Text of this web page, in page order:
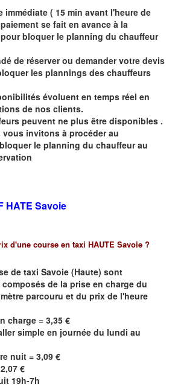
immédiate ( 15 min avant l'heure de
se fait en avance à la
bloquer le planning du chauffeur
de réserverou demandervotre devis
les plannings des chauffeurs
évoluent en temps réel en
de nos clients.
peuvent ne plus être disponibles .
invitons à procéder au
le planning du chauffeur au
HATE Savoie
d'une course en taxi HAUTE Savoie ?
de taxi Savoie (Haute) sont
de la prise en charge du
parcouru et du prix de l'heure
charge = 3,35 €
simple en journée du lundi au
nuit = 3,09 €
€
19h-7h